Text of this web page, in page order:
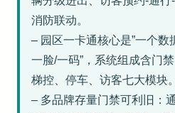
消防联动。
– 园区一卡通核心是”一个数
一脸/一码”，系统组成含门
梯控、停车、访客七大模块。
– 多品牌存量门禁可利旧：